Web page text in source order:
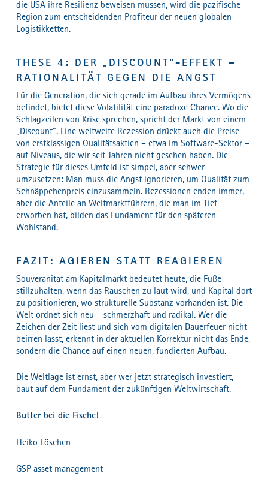
die USA ihre Resilienz beweisen müssen, wird die pazifische
Region zum entscheidenden Profiteur der neuen globalen
Logistikketten.
THESE 4: DER „DISCOUNT“-EFFEKT –
RATIONALITÄT GEGEN DIE ANGST
Für die Generation, die sich gerade im Aufbau ihres Vermögens
befindet, bietet diese Volatilität eine paradoxe Chance. Wo die
Schlagzeilen von Krise sprechen, spricht der Markt von einem
„Discount“. Eine weltweite Rezession drückt auch die Preise
von erstklassigen Qualitätsaktien – etwa im Software-Sektor –
auf Niveaus, die wir seit Jahren nicht gesehen haben. Die
Strategie für dieses Umfeld ist simpel, aber schwer
umzusetzen: Man muss die Angst ignorieren, um Qualität zum
Schnäppchenpreis einzusammeln. Rezessionen enden immer,
aber die Anteile an Weltmarktführern, die man im Tief
erworben hat, bilden das Fundament für den späteren
Wohlstand.
FAZIT: AGIEREN STATT REAGIEREN
Souveränität am Kapitalmarkt bedeutet heute, die Füße
stillzuhalten, wenn das Rauschen zu laut wird, und Kapital dort
zu positionieren, wo strukturelle Substanz vorhanden ist. Die
Welt ordnet sich neu – schmerzhaft und radikal. Wer die
Zeichen der Zeit liest und sich vom digitalen Dauerfeuer nicht
beirren lässt, erkennt in der aktuellen Korrektur nicht das Ende,
sondern die Chance auf einen neuen, fundierten Aufbau.
Die Weltlage ist ernst, aber wer jetzt strategisch investiert,
baut auf dem Fundament der zukünftigen Weltwirtschaft.
Butter bei die Fische!
Heiko Löschen
GSP asset management